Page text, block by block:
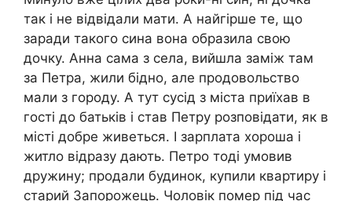
так і не відвідали мати. А найгірше те, що
заради такого сина вона образила свою
дочку. Анна сама з села, вийшла заміж там
за Петра, жили бідно, але продовольство
мали з городу. А тут сусід з міста приїхав в
гості до батьків і став Петру розповідати, як в
місті добре живеться. І зарплата хороша і
житло відразу дають. Петро тоді умовив
дружину; продали будинок, купили квартиру і
старий Запорожець. Чоловік помер під час